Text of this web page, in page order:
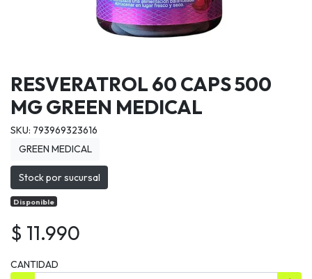
RESVERATROL 60 CAPS 500
MG GREEN MEDICAL
SKU: 793969323616
GREEN MEDICAL
Stock por sucursal
Disponible
$ 11.990
CANTIDAD